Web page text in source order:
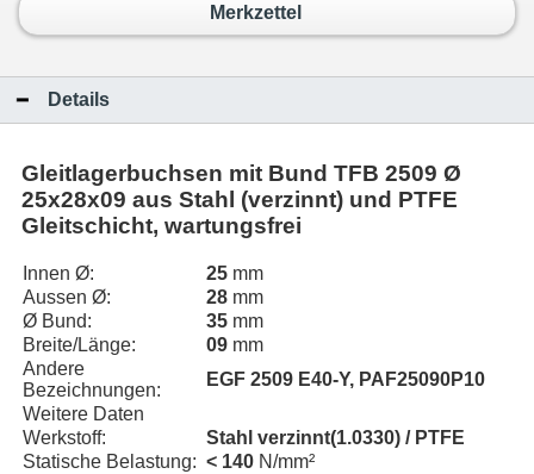
Merkzettel
Details
Gleitlagerbuchsen mit Bund TFB 2509 Ø
25x28x09 aus Stahl (verzinnt) und PTFE
Gleitschicht, wartungsfrei
Innen Ø: 25 mm
Aussen Ø:
28 mm
Ø Bund:
35 mm
Breite/Länge:
09 mm
Andere
Bezeichnungen:
EGF 2509 E40-Y, PAF25090P10
Weitere Daten
Werkstoff:
Stahl verzinnt(1.0330) / PTFE
Statische Belastung: < 140 N/mm²